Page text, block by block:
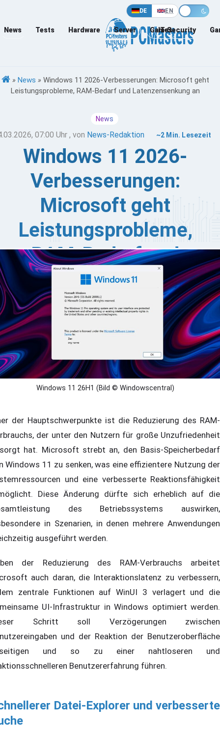
DE EN
News Tests Hardware Server Games
IT-Security
» News » Windows 11 2026-Verbesserungen: Microsoft geht
Leistungsprobleme, RAM-Bedarf und Latenzensenkung an
News
07:00 Uhr , von News-Redaktion ~2 Min. Lesezeit
Windows 11 2026-
Verbesserungen:
Microsoft geht
Leistungsprobleme,
RAM-Bedarf und
Latenzensenkung an
Microsoft wegen der Leistungsprobleme und Ki-
in Windows 11 auf breite Kritik gestoßen ist,
das Unternehmen nun endlich Schritte, um
Probleme zu adressieren. Das Unternehmen hat
umfassenden Plan angekündigt, um die Leistung,
und das allgemeine Benutzererlebnis des
zu verbessern.
Windows 11 26H1 (Bild © Windowscentral)
der Hauptschwerpunkte ist die Reduzierung des RAM-
der unter den Nutzern für große Unzufriedenheit
hat. Microsoft strebt an, den Basis-Speicherbedarf
Windows 11 zu senken, was eine effizientere Nutzung der
und eine verbesserte Reaktionsfähigkeit
Diese Änderung dürfte sich erheblich auf die
des Betriebssystems auswirken,
in Szenarien, in denen mehrere Anwendungen
ausgeführt werden.
der Reduzierung des RAM-Verbrauchs arbeitet
auch daran, die Interaktionslatenz zu verbessern,
zentrale Funktionen auf WinUI 3 verlagert und die
UI-Infrastruktur in Windows optimiert werden.
Schritt soll Verzögerungen zwischen
und der Reaktion der Benutzeroberfläche
und so zu einer nahtloseren und
Benutzererfahrung führen.
Datei-Explorer und verbesserte